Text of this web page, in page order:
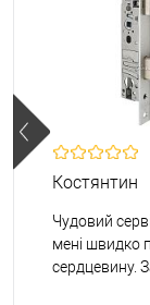
Костянтин
Чудовий
мені швидко
сердцевину.